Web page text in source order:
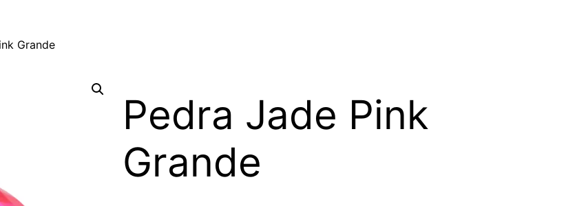
Grande
Pedra Jade Pink
Grande